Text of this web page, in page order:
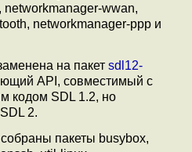
networkmanager-wwan,
networkmanager-ppp и
на пакет sdl12-
API, совместимый с
кодом SDL 1.2, но
2.
пакеты busybox,